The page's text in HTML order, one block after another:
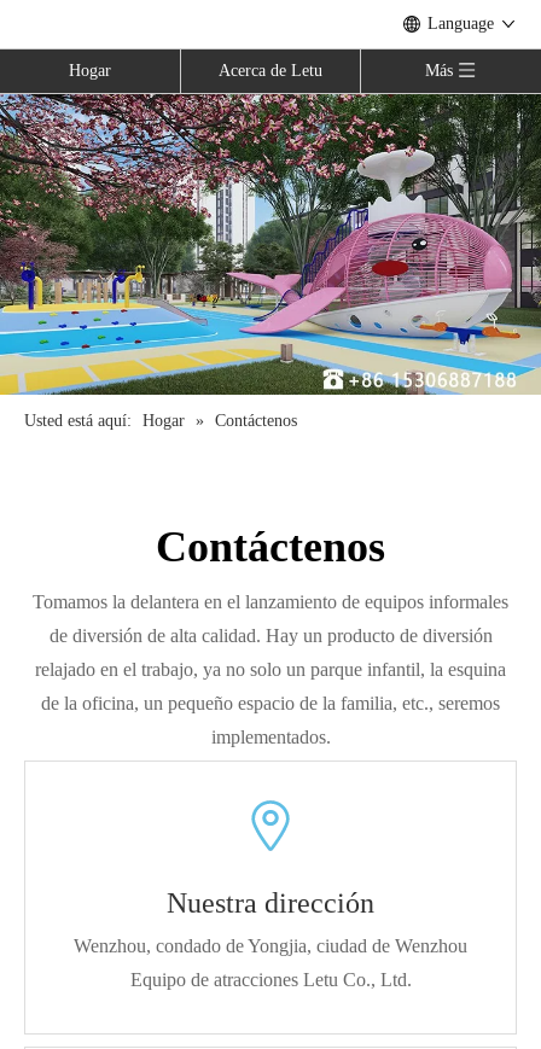
Language
Hogar Acerca de Letu Más
Usted está aquí: Hogar » Contáctenos
Contáctenos
Tomamos la delantera en el lanzamiento de equipos informales
de diversión de alta calidad. Hay un producto de diversión
relajado en el trabajo, ya no solo un parque infantil, la esquina
de la oficina, un pequeño espacio de la familia, etc., seremos
implementados.
Nuestra dirección
Wenzhou, condado de Yongjia, ciudad de Wenzhou
Equipo de atracciones Letu Co., Ltd.